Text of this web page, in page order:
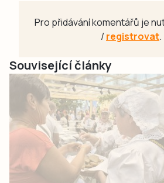
Pro přidávání komentářů je
/registrovat.
Související články